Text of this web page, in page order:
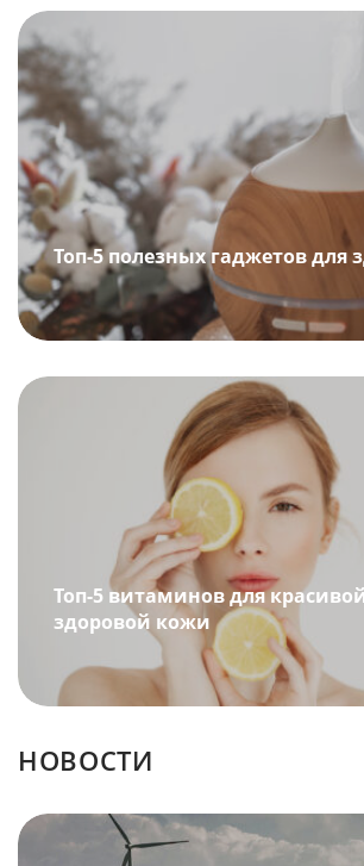
Топ-5 полезных гаджетов для
Топ-5 витаминов для
здоровой кожи
НОВОСТИ